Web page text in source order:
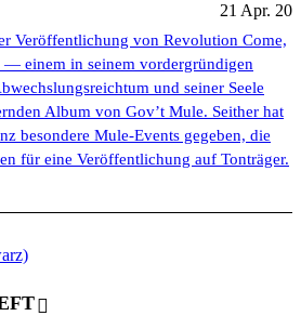
21 Apr. 20
Veröffentlichung von Revolution Come,
— einem in seinem vordergründigen
und seiner Seele
Album von Gov’t Mule. Seither hat
besondere Mule-Events gegeben, die
für eine Veröffentlichung auf Tonträger.